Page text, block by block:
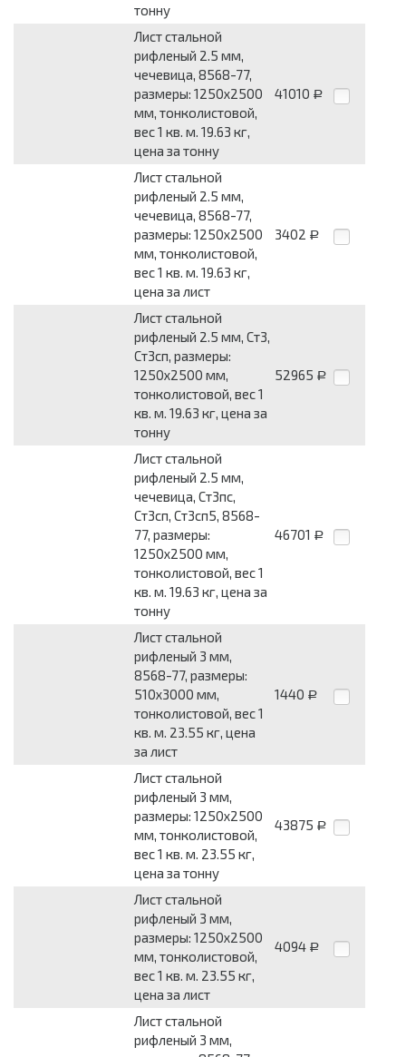
тонну
Лист стальной
рифленый 2.5 мм,
чечевица, 8568-77,
размеры: 1250x2500
мм, тонколистовой,
вес 1 кв. м. 19.63 кг,
цена за тонну
41010 Р
Лист стальной
рифленый 2.5 мм,
чечевица, 8568-77,
размеры: 1250x2500
мм, тонколистовой,
вес 1 кв. м. 19.63 кг,
цена за лист
3402 Р
Лист стальной
рифленый 2.5 мм, Ст3,
Ст3сп, размеры:
1250x2500 мм,
тонколистовой, вес 1
кв. м. 19.63 кг, цена за
тонну
52965 Р
Лист стальной
рифленый 2.5 мм,
чечевица, Ст3пс,
Ст3сп, Ст3сп5, 8568-
77, размеры:
1250x2500 мм,
тонколистовой, вес 1
кв. м. 19.63 кг, цена за
тонну
46701 Р
Лист стальной
рифленый 3 мм,
8568-77, размеры:
510x3000 мм,
тонколистовой, вес 1
кв. м. 23.55 кг, цена
за лист
1440 Р
Лист стальной
рифленый 3 мм,
размеры: 1250x2500
мм, тонколистовой,
вес 1 кв. м. 23.55 кг,
цена за тонну
43875 Р
Лист стальной
рифленый 3 мм,
размеры: 1250x2500
мм, тонколистовой,
вес 1 кв. м. 23.55 кг,
цена за лист
4094 Р
Лист стальной
рифленый 3 мм,